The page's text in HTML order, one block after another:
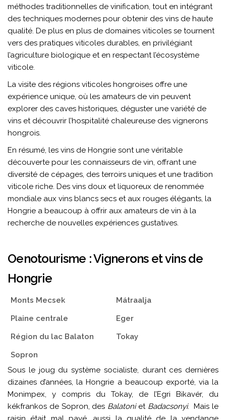
méthodes traditionnelles de vinification, tout en intégrant
des techniques modernes pour obtenir des vins de haute
qualité. De plus en plus de domaines viticoles se tournent
vers des pratiques viticoles durables, en privilégiant
l’agriculture biologique et en respectant l’écosystème
viticole.
La visite des régions viticoles hongroises offre une
expérience unique, où les amateurs de vin peuvent
explorer des caves historiques, déguster une variété de
vins et découvrir l’hospitalité chaleureuse des vignerons
hongrois.
En résumé, les vins de Hongrie sont une véritable
découverte pour les connaisseurs de vin, offrant une
diversité de cépages, des terroirs uniques et une tradition
viticole riche. Des vins doux et liquoreux de renommée
mondiale aux vins blancs secs et aux rouges élégants, la
Hongrie a beaucoup à offrir aux amateurs de vin à la
recherche de nouvelles expériences gustatives.
Oenotourisme : Vignerons et vins de
Hongrie
Monts Mecsek
Mátraalja
Plaine centrale
Eger
Région du lac Balaton
Tokay
Sopron
Sous le joug du système socialiste, durant ces dernières
dizaines d’années, la Hongrie a beaucoup exporté, via la
Monimpex, y compris du Tokay, de l’Egri Bikavér, du
kékfrankos de Sopron, des Balatoniet Badacsonyi. Mais le